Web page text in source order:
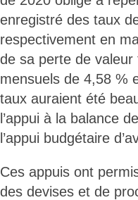
enregistré des taux
respectivement en
de sa perte de
mensuels de 4,58 %
taux auraient été
l’appui à la balance
l’appui budgétaire
Ces appuis ont
des devises et de